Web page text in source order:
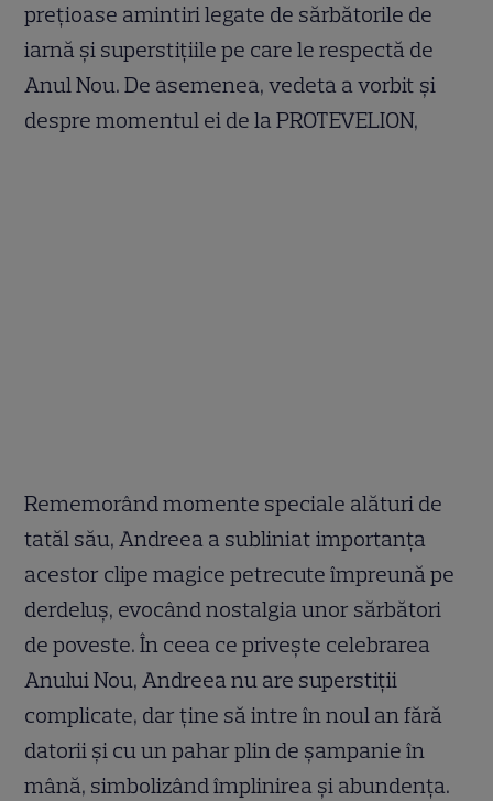
prețioase amintiri legate de sărbătorile de
iarnă și superstițiile pe care le respectă de
Anul Nou. De asemenea, vedeta a vorbit și
despre momentul ei de la PROTEVELION,
Rememorând momente speciale alături de
tatăl său, Andreea a subliniat importanța
acestor clipe magice petrecute împreună pe
derdeluș, evocând nostalgia unor sărbători
de poveste. În ceea ce privește celebrarea
Anului Nou, Andreea nu are superstiții
complicate, dar ține să intre în noul an fără
datorii și cu un pahar plin de șampanie în
mână, simbolizând împlinirea și abundența.